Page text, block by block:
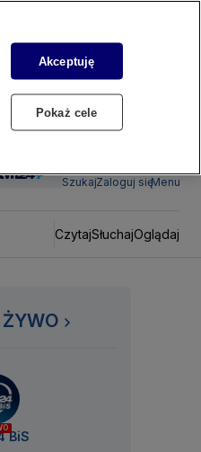
SzukajZaloguj sięMenu
CzytajSłuchajOglądaj
BiS
Akceptuję
Pokaż cele